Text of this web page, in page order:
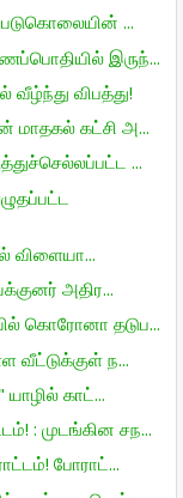
படுகொலையின் ...
இருந்...
விபத்து!
மாதகல் கட்சி அ...
...
விளையா...
அதிர...
கொரோனா தடுப...
வீட்டுக்குள் ந...
காட்...
: முடங்கின சந...
போராட்...